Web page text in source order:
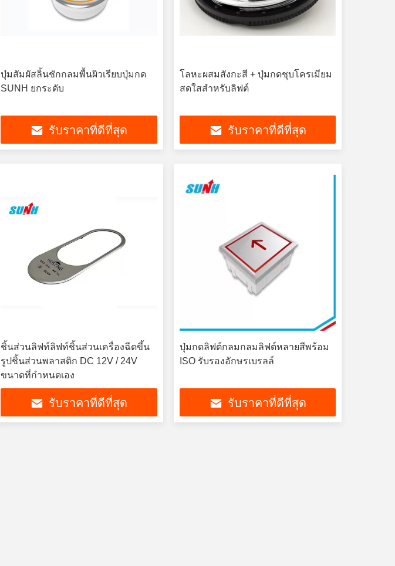
ปุ่มสัมผัสลิ้นชักกลมพื้นผิวเรียบปุ่มกด
SUNH ยกระดับ
รับราคาที่ดีที่สุด
โลหะผสมสังกะสี + ปุ่มกดชุบโครเมียม
สดใสสำหรับลิฟต์
รับราคาที่ดีที่สุด
ชิ้นส่วนลิฟท์ลิฟท์ชิ้นส่วนเครื่องฉีดขึ้น
รูปชิ้นส่วนพลาสติก DC 12V / 24V
ขนาดที่กำหนดเอง
รับราคาที่ดีที่สุด
ปุ่มกดลิฟต์กลมกลมลิฟต์หลายสีพร้อม
ISO รับรองอักษรเบรลล์
รับราคาที่ดีที่สุด